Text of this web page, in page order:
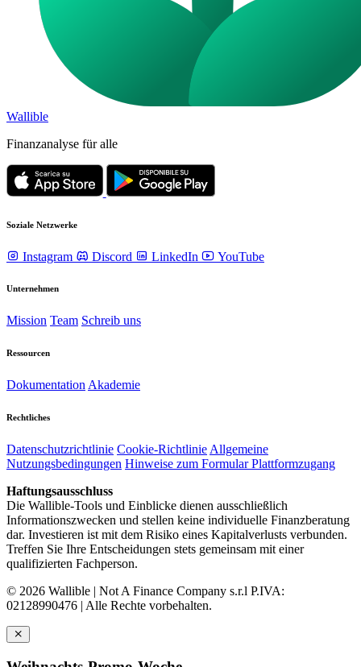
Wallible
Finanzanalyse für alle
Soziale Netzwerke
Instagram Discord LinkedIn YouTube
Unternehmen
Mission Team Schreib uns
Ressourcen
Dokumentation Akademie
Rechtliches
Datenschutzrichtlinie Cookie-Richtlinie Allgemeine
Nutzungsbedingungen Hinweise zum Formular Plattformzugang
Haftungsausschluss
Die Wallible-Tools und Einblicke dienen ausschließlich
Informationszwecken und stellen keine individuelle Finanzberatung
dar. Investieren ist mit dem Risiko eines Kapitalverlusts verbunden.
Treffen Sie Ihre Entscheidungen stets gemeinsam mit einer
qualifizierten Fachperson.
© 2026 Wallible | Not A Finance Company s.r.l P.IVA:
02128990476 | Alle Rechte vorbehalten.